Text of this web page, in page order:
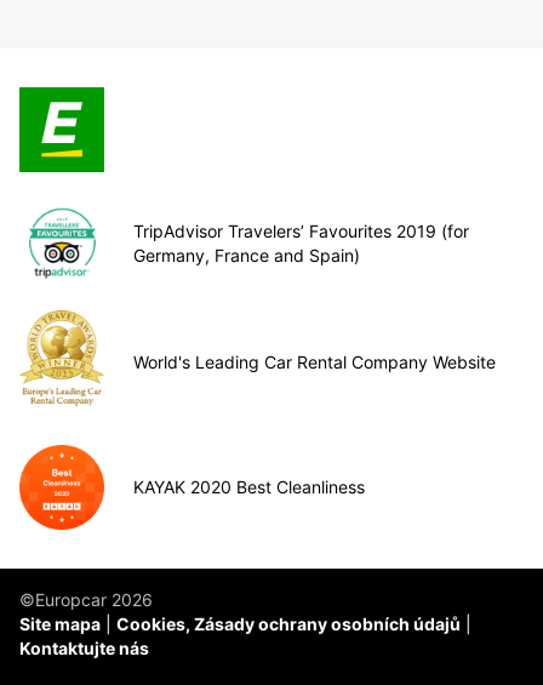
TripAdvisor Travelers’ Favourites 2019 (for
Germany, France and Spain)
World's Leading Car Rental Company Website
KAYAK 2020 Best Cleanliness
©Europcar 2026
Site mapa
Cookies, Zásady ochrany osobních údajů
Kontaktujte nás